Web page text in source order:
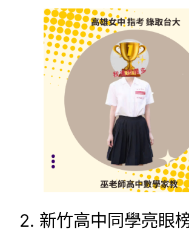
2. 新竹高中同學亮眼